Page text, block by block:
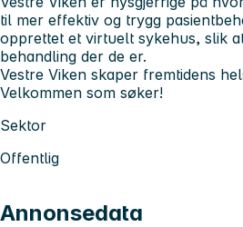
til mer effektiv og trygg
opprettet et virtuelt sykehus, slik
behandling der de er.
Vestre Viken skaper fremtidens
Velkommen som søker!
Sektor
Offentlig
Annonsedata